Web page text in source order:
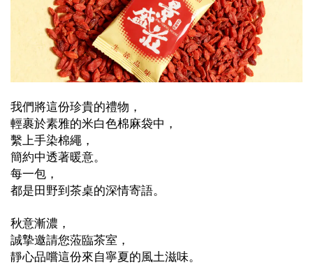
我們將這份珍貴的禮物，
輕裹於素雅的米白色棉麻袋中，
繫上手染棉繩，
簡約中透著暖意。
每一包，
都是田野到茶桌的深情寄語。
秋意漸濃，
誠摯邀請您蒞臨茶室，
靜心品嚐這份來自寧夏的風土滋味。